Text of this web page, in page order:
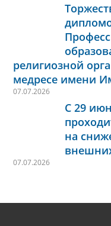
религиозной
медресе имени
07.07.2026
С 29
на
07.07.2026